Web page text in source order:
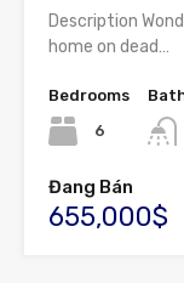
Description
home on dead…
Bedrooms
6
Đang Bán
655,000$